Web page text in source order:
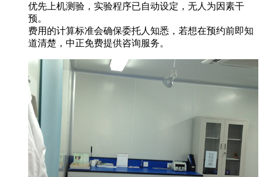
优先上机测验，实验程序已自动设定，无人为因素干
预。
费用的计算标准会确保委托人知悉，若想在预约前即知
道清楚，中正免费提供咨询服务。